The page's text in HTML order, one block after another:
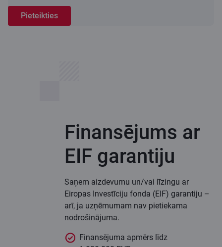
Pieteikties
Finansējums ar
EIF garantiju
Saņem aizdevumu un/vai līzingu ar
Eiropas Investīciju fonda (EIF) garantiju –
arī, ja uzņēmumam nav pietiekama
nodrošinājuma.
Finansējuma apmērs līdz